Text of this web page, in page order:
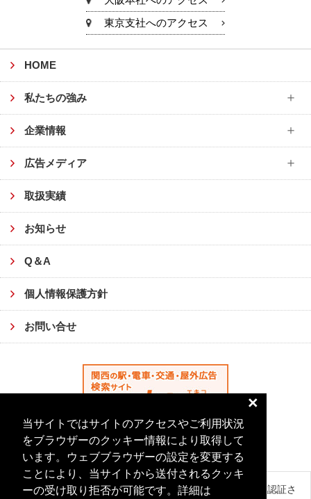
当サイトではサイトのアクセスやご利用状況
をブラウザーのクッキー情報により取得して
います。ウェブブラウザーの設定を変更する
ことにより、当サイトから送付されるクッキ
ーの受け取り拒否が可能です。詳細は
×
東京支社へのアクセス
HOME
私たちの強み
企業情報
広告メディア
取扱実績
お知らせ
Q＆A
個人情報保護方針
お問い合せ
このサイトはグローバルサインにより認証さ